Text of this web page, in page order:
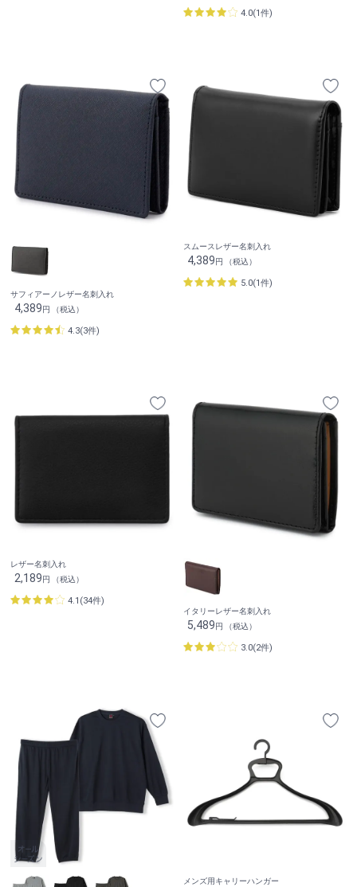
4.0(1件)
サフィアーノレザー名刺入れ
4,389円 （税込）
4.3(3件)
スムースレザー名刺入れ
4,389円 （税込）
5.0(1件)
レザー名刺入れ
2,189円 （税込）
4.1(34件)
イタリーレザー名刺入れ
5,489円 （税込）
3.0(2件)
メンズ用キャリーハンガー